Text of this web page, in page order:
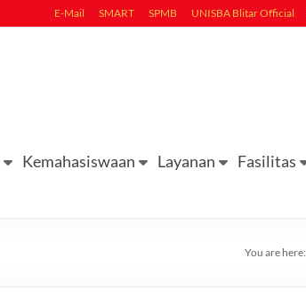
E-Mail SMART SPMB UNISBA Blitar Official
Kemahasiswaan Layanan Fasilitas
You are here: